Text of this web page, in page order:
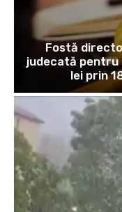
Fostă
judecată pentru
lei prin